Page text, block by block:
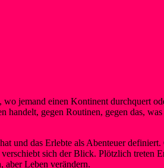
jemand einen Kontinent durchquert
gegen Routinen, gegen das,
und das Erlebte als Abenteuer
sich der Blick. Plötzlich treten
aber Leben verändern.